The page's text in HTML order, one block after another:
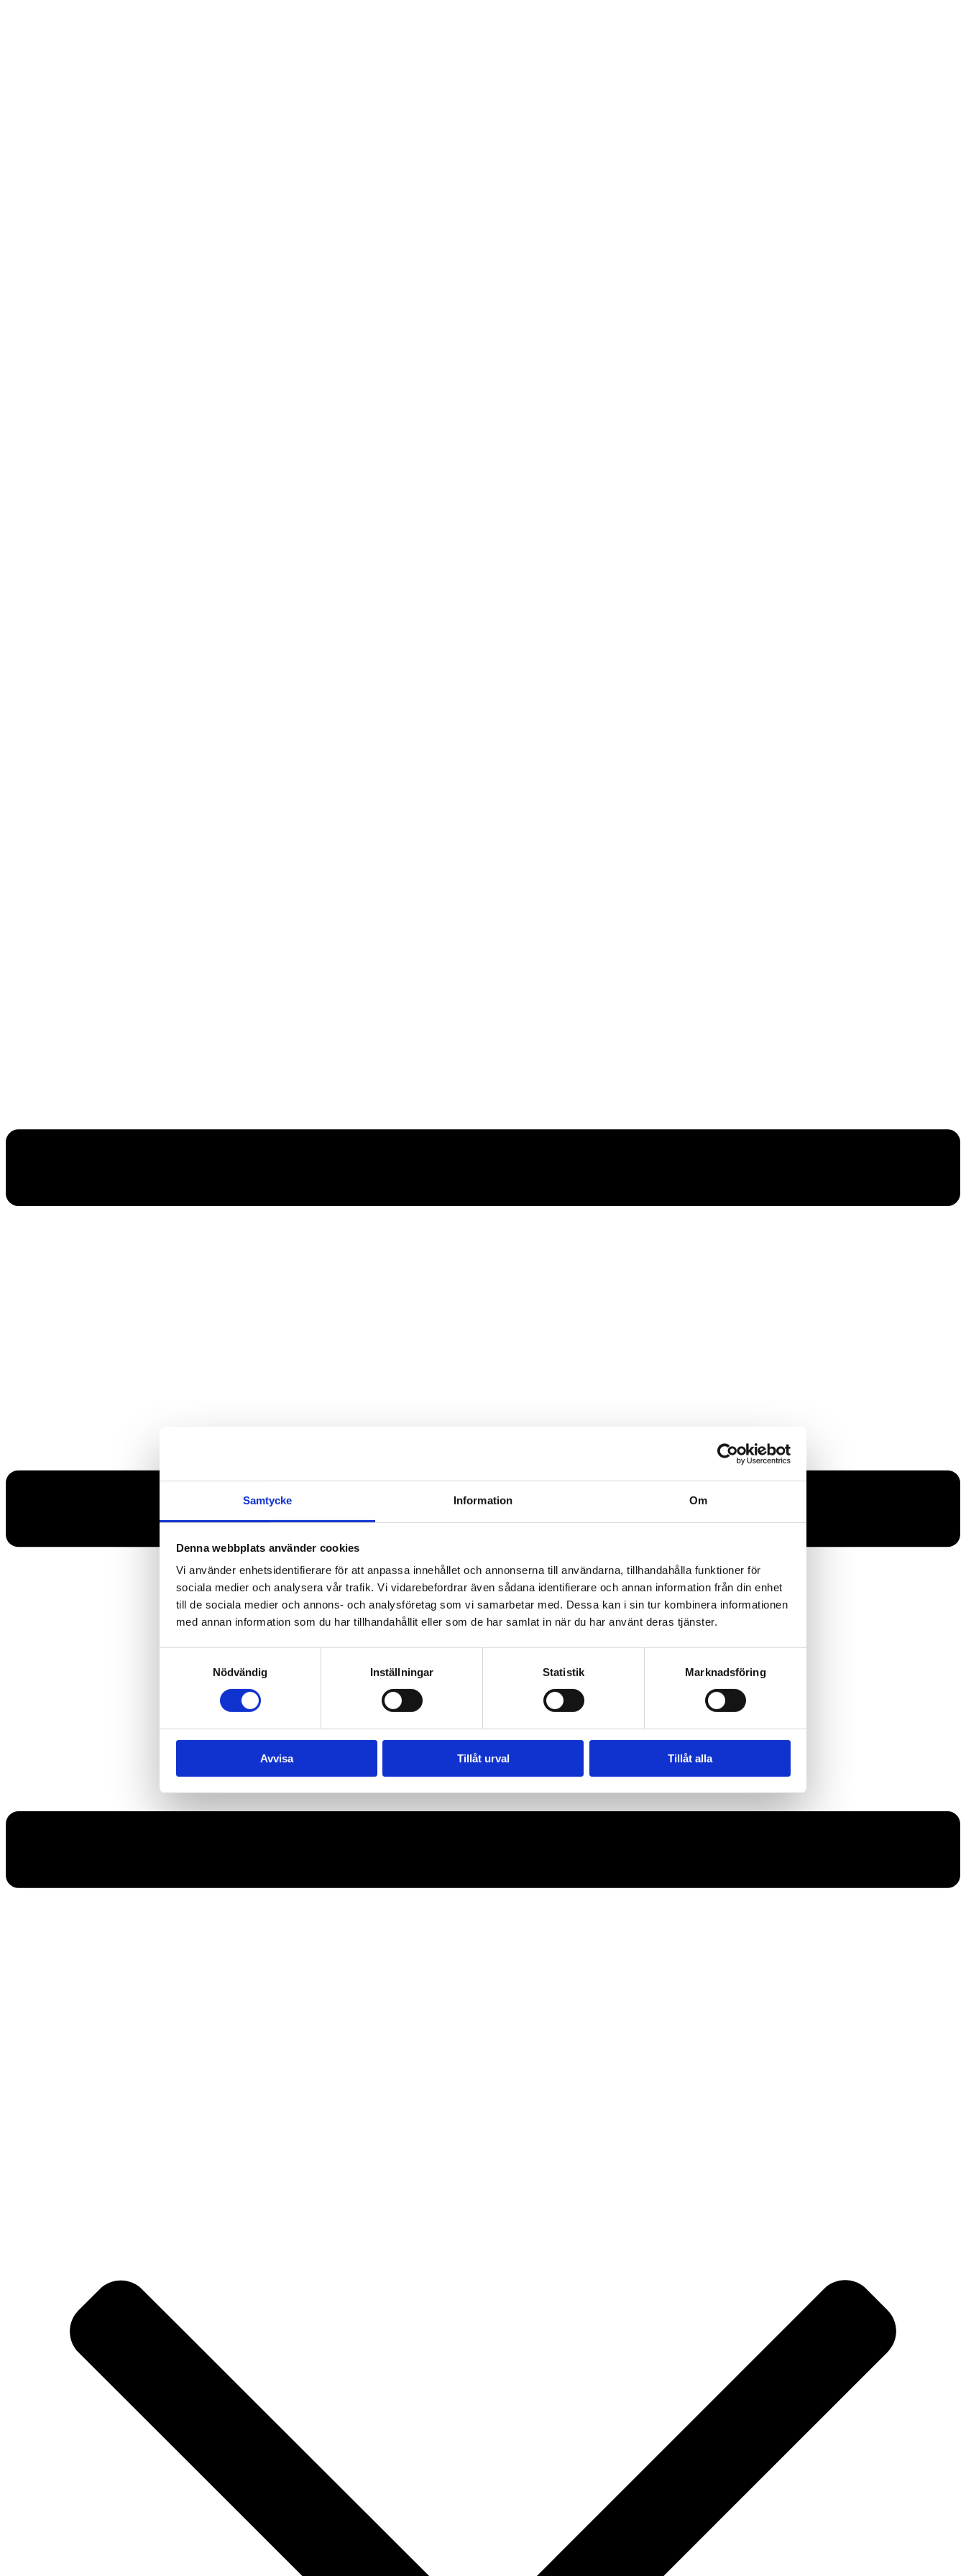
Samtycke Information Om
Denna webbplats använder cookies
Vi använder enhetsidentifierare för att anpassa innehållet och annonserna till användarna, tillhandahålla funktioner för
sociala medier och analysera vår trafik. Vi vidarebefordrar även sådana identifierare och annan information från din enhet
till de sociala medier och annons- och analysföretag som vi samarbetar med. Dessa kan i sin tur kombinera informationen
med annan information som du har tillhandahållit eller som de har samlat in när du har använt deras tjänster.
Nödvändig
Inställningar Statistik Marknadsföring
Avvisa Tillåt urval Tillåt alla